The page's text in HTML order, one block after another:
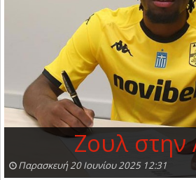
Ζουλ στην
Παρασκευή 20 Ιουνίου 2025 12:31